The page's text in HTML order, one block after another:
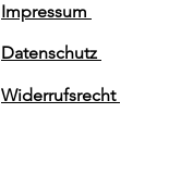
Impressum
Datenschutz
Widerrufsrecht